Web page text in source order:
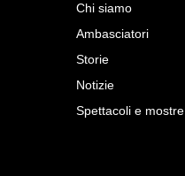
Chi siamo
Ambasciatori
Storie
Notizie
Spettacoli e mostre